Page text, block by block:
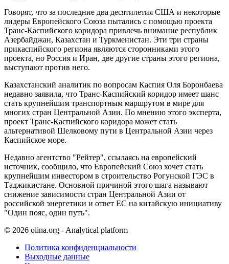
Говорят, что за последние два десятилетия США и некоторые
лидеры Европейского Союза пытались с помощью проекта
Транс-Каспийского коридора привлечь внимание республик
Азербайджан, Казахстан и Туркменистан. Эти три страны
прикаспийского региона являются сторонниками этого
проекта, но Россия и Иран, две другие страны этого региона,
выступают против него.
Казахстанский аналитик по вопросам Каспия Оля Боронбаева
недавно заявила, что Транс-Каспийский коридор имеет шанс
стать крупнейшим транспортным маршрутом в мире для
многих стран Центральной Азии. По мнению этого эксперта,
проект Транс-Каспийского коридора может стать
альтернативой Шелковому пути в Центральной Азии через
Каспийское море.
Недавно агентство "Рейтер", ссылаясь на европейский
источник, сообщило, что Европейский Союз хочет стать
крупнейшим инвестором в строительство Рогунской ГЭС в
Таджикистане. Основной причиной этого шага называют
снижение зависимости стран Центральной Азии от
российской энергетики и ответ ЕС на китайскую инициативу
"Один пояс, один путь".
© 2026 oiina.org - Analytical platform
Политика конфиденциальности
Выходные данные